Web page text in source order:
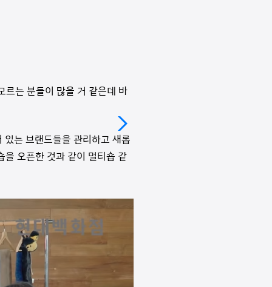
르는 분들이 많을 거 같은데 바
는 브랜드들을 관리하고 새롭
을 오픈한 것과 같이 멀티숍 같